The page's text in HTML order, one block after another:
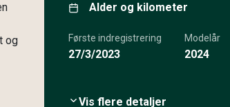
og
Alder og kilometer
Første indregistrering
27/3/2023
Modelår
2024
Vis flere detaljer